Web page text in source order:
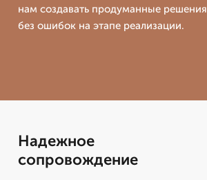
нам создавать продуманные решения
без ошибок на этапе реализации.
Надежное
сопровождение